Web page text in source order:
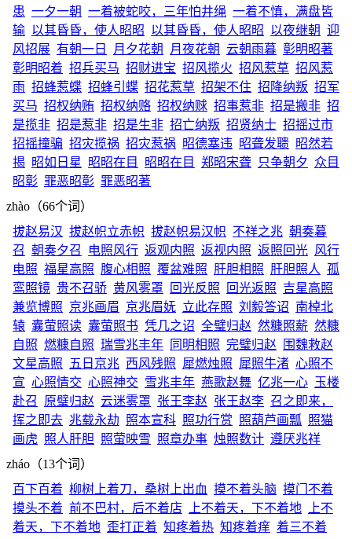
患 一夕一朝 一着被蛇咬，三年怕井绳 一着不慎，满盘皆
输 以其昏昏，使人昭昭 以其昏昏，使人昭昭 以夜继朝 迎
风招展 有朝一日 月夕花朝 月夜花朝 云朝雨暮 彰明昭著
彰明昭着 招兵买马 招财进宝 招风揽火 招风惹草 招风惹
雨 招蜂惹蝶 招蜂引蝶 招花惹草 招架不住 招降纳叛 招军
买马 招权纳贿 招权纳赂 招权纳赇 招事惹非 招是搬非 招
是揽非 招是惹非 招是生非 招亡纳叛 招贤纳士 招摇过市
招摇撞骗 招灾揽祸 招灾惹祸 昭德塞违 昭聋发聩 昭然若
揭 昭如日星 昭昭在目 昭昭在目 郑昭宋聋 只争朝夕 众目
昭彰 罪恶昭彰 罪恶昭著
zhào（66个词）
拔赵易汉 拔赵帜立赤帜 拔赵帜易汉帜 不祥之兆 朝奏暮
召 朝奏夕召 电照风行 返观内照 返视内照 返照回光 风行
电照 福星高照 腹心相照 覆盆难照 肝胆相照 肝胆照人 孤
鸾照镜 贵不召骄 黄风雾罩 回光反照 回光返照 吉星高照
兼览博照 京兆画眉 京兆眉妩 立此存照 刘毅答诏 南棹北
辕 囊萤照读 囊萤照书 凭几之诏 全璧归赵 然糠照薪 然糠
自照 燃糠自照 瑞雪兆丰年 同明相照 完璧归赵
围魏救赵
文星高照
五日京兆 西风残照 犀燃烛照 犀照牛渚 心照不
宣 心照情交 心照神交 雪兆丰年 燕歌赵舞 亿兆一心 玉楼
赴召
原璧归赵 云迷雾罩 张王李赵 张王赵李 召之即来，
挥之即去 兆载永劫 照本宣科 照功行赏 照葫芦画瓢 照猫
画虎 照人肝胆 照萤映雪 照章办事 烛照数计 遵厌兆祥
zháo（13个词）
百下百着 柳树上着刀，桑树上出血 摸不着头脑 摸门不着
摸头不着 前不巴村，后不着店 上不着天，下不着地
上不
着天，下不着地 歪打正着 知疼着热 知疼着痒 着三不着